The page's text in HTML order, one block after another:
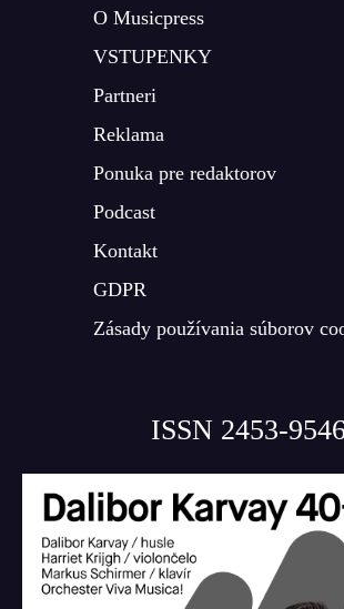
O Musicpress
VSTUPENKY
Partneri
Reklama
Ponuka pre redaktorov
Podcast
Kontakt
GDPR
Zásady používania súborov
ISSN 2453-